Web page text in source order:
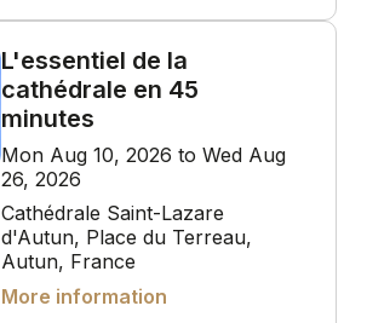
L'essentiel de la
cathédrale en 45
minutes
Mon Aug 10, 2026 to Wed Aug
26, 2026
Cathédrale Saint-Lazare
d'Autun, Place du Terreau,
Autun, France
More information